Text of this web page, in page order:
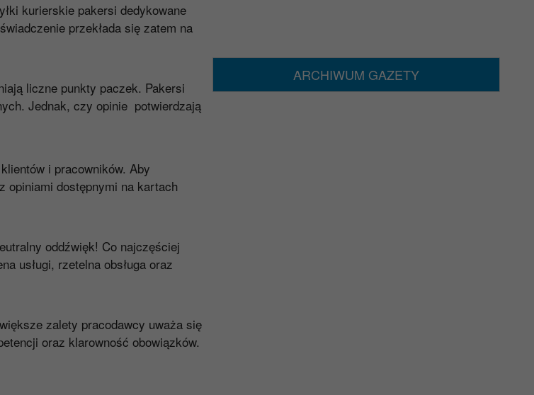
kurierskie pakersi dedykowane
przekłada się zatem na
liczne punkty paczek. Pakersi
Jednak, czy opinie potwierdzają
i pracowników. Aby
opiniami dostępnymi na kartach
oddźwięk! Co najczęściej
usługi, rzetelna obsługa oraz
zalety pracodawcy uważa się
oraz klarowność obowiązków.
ARCHIWUM GAZETY